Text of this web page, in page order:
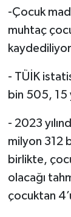
-Çocuk
muhtaç
- TÜİK
bin 505, 15
- 2023
milyon 312
birlikte,
olacağı
çocuktan